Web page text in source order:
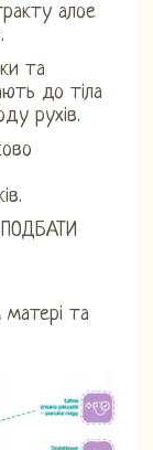
алое
та
до тіла
рухів.
та